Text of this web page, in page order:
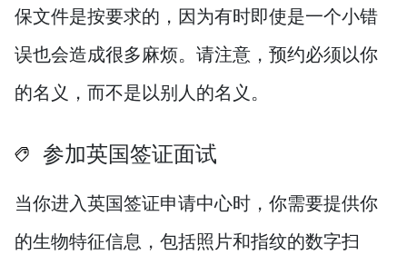
保文件是按要求的，因为有时即使是一个小错
误也会造成很多麻烦。请注意，预约必须以你
的名义，而不是以别人的名义。
参加英国签证面试
当你进入英国签证申请中心时，你需要提供你
的生物特征信息，包括照片和指纹的数字扫